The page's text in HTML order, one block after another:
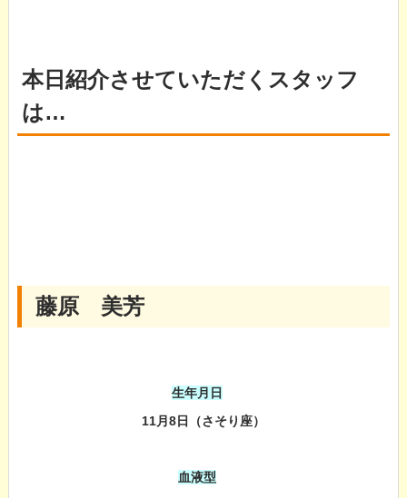
本日紹介させていただくスタッフ
は…
藤原 美芳
生年月日
11月8日（さそり座）
血液型